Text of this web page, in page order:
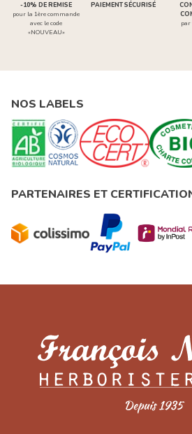
-10% DE REMISE
pour la 1ère commande
avec le code
«NOUVEAU»
PAIEMENT SÉCURISÉ
par
NOS LABELS
PARTENAIRES ET